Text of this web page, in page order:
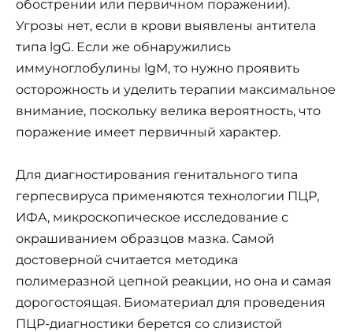
обострении или первичном поражении).
Угрозы нет, если в крови выявлены антитела
типа lgG. Если же обнаружились
иммуноглобулины lgM, то нужно проявить
осторожность и уделить терапии максимальное
внимание, поскольку велика вероятность, что
поражение имеет первичный характер.
Для диагностирования генитального типа
герпесвируса применяются технологии ПЦР,
ИФА, микроскопическое исследование с
окрашиванием образцов мазка. Самой
достоверной считается методика
полимеразной цепной реакции, но она и самая
дорогостоящая. Биоматериал для проведения
ПЦР-диагностики берется со слизистой